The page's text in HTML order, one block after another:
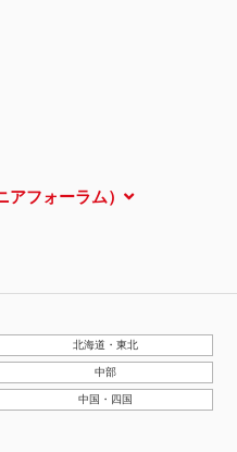
アフォーラム）
北海道・東北
中部
中国・四国